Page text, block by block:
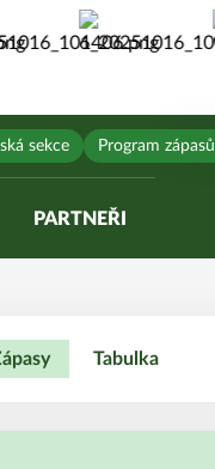
sekce Program zápasů
PARTNEŘI
Tabulka